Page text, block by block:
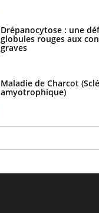
Drépanocytose : une
globules rouges aux
graves
Maladie de Charcot
amyotrophique)